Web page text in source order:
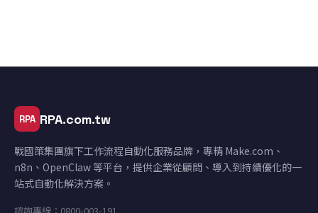
RPA RPA.com.tw
戰國策集團旗下工作流程自動化服務品牌，專精 Make.com、
n8n、OpenClaw 等平台，提供企業從顧問、導入到持續優化的一
站式自動化解決方案。